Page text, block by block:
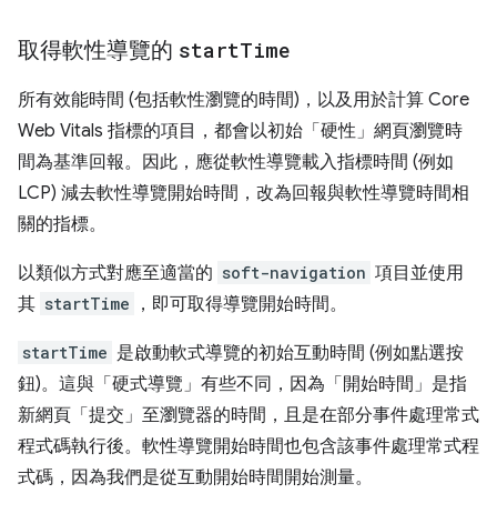
取得軟性導覽的 startTime
所有效能時間 (包括軟性瀏覽的時間)，以及用於計算 Core
Web Vitals 指標的項目，都會以初始「硬性」網頁瀏覽時
間為基準回報。因此，應從軟性導覽載入指標時間 (例如
LCP) 減去軟性導覽開始時間，改為回報與軟性導覽時間相
關的指標。
以類似方式對應至適當的 soft-navigation 項目並使用
其 startTime ，即可取得導覽開始時間。
startTime 是啟動軟式導覽的初始互動時間 (例如點選按
鈕)。這與「硬式導覽」有些不同，因為「開始時間」是指
新網頁「提交」至瀏覽器的時間，且是在部分事件處理常式
程式碼執行後。軟性導覽開始時間也包含該事件處理常式程
式碼，因為我們是從互動開始時間開始測量。